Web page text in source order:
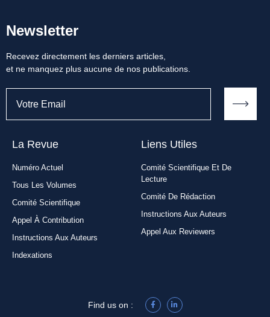
Newsletter
Recevez directement les derniers articles,
et ne manquez plus aucune de nos publications.
La Revue
Numéro Actuel
Tous Les Volumes
Comité Scientifique
Appel À Contribution
Instructions Aux Auteurs
Indexations
Liens Utiles​
Comité Scientifique Et De
Lecture
Comité De Rédaction
Instructions Aux Auteurs
Appel Aux Reviewers
Find us on :